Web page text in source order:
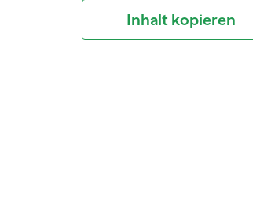
Inhalt kopieren